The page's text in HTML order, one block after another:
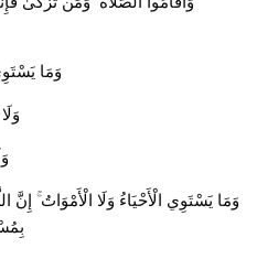
وَمَا
وَمَا يَسْتَوِي الْأَحْيَاءُ وَلَا الْأَمْوَاتُ